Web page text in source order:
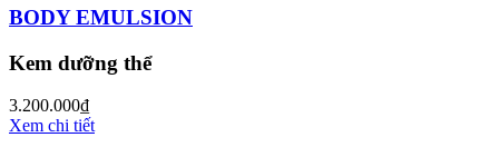
BODY EMULSION
Kem dưỡng thể
3.200.000₫
Xem chi tiết